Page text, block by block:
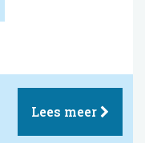
Lees meer